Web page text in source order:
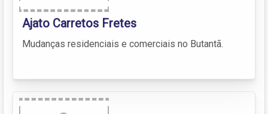
Ajato Carretos Fretes
Mudanças residenciais e comerciais no Butantã.